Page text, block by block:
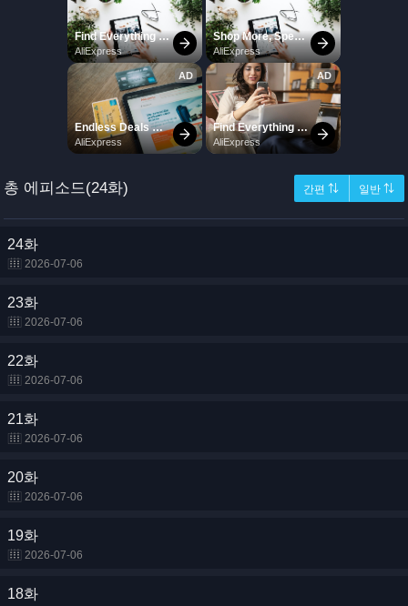
총 에피소드(24화) 간편 ⇅ 일반 ⇅
24화
2026-07-06
23화
2026-07-06
22화
2026-07-06
21화
2026-07-06
20화
2026-07-06
19화
2026-07-06
18화